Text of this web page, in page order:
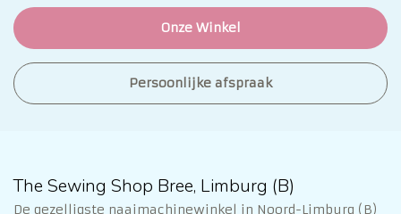
Onze Winkel
Persoonlijke afspraak
The Sewing Shop Bree, Limburg (B)
De gezelligste naaimachinewinkel in Noord-Limburg (B)